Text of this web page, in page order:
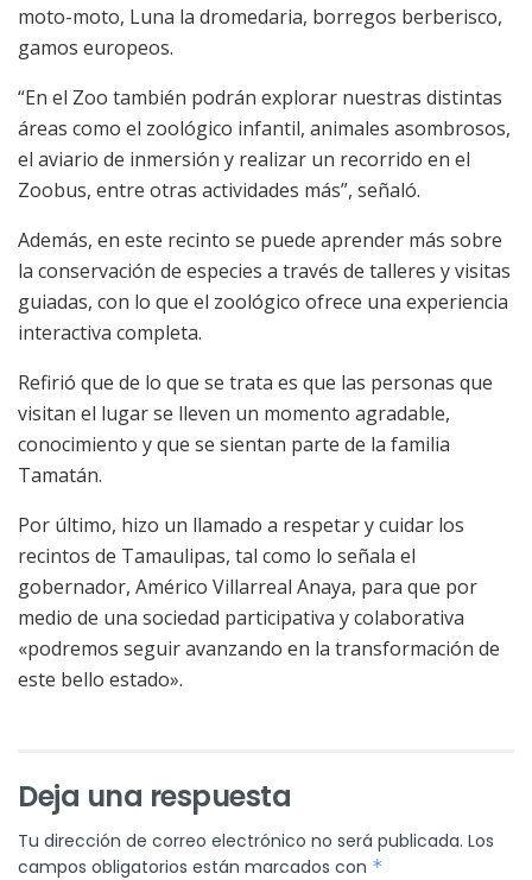
moto-moto, Luna la dromedaria, borregos berberisco,
gamos europeos.
“En el Zoo también podrán explorar nuestras distintas
áreas como el zoológico infantil, animales asombrosos,
el aviario de inmersión y realizar un recorrido en el
Zoobus, entre otras actividades más”, señaló.
Además, en este recinto se puede aprender más sobre
la conservación de especies a través de talleres y visitas
guiadas, con lo que el zoológico ofrece una experiencia
interactiva completa.
Refirió que de lo que se trata es que las personas que
visitan el lugar se lleven un momento agradable,
conocimiento y que se sientan parte de la familia
Tamatán.
Por último, hizo un llamado a respetar y cuidar los
recintos de Tamaulipas, tal como lo señala el
gobernador, Américo Villarreal Anaya, para que por
medio de una sociedad participativa y colaborativa
«podremos seguir avanzando en la transformación de
este bello estado».
Deja una respuesta
Tu dirección de correo electrónico no será publicada. Los
campos obligatorios están marcados con *